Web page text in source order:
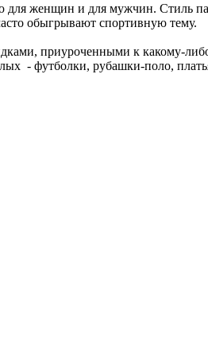
для женщин и для мужчин. Стиль
обыгрывают спортивную тему.
приуроченными к какому-
- футболки, рубашки-поло,